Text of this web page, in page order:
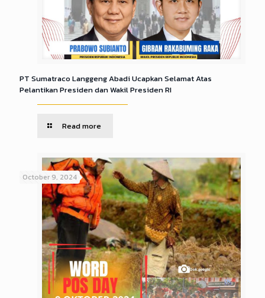
PT Sumatraco Langgeng Abadi Ucapkan Selamat Atas
Pelantikan Presiden dan Wakil Presiden RI
Read more
October 9, 2024